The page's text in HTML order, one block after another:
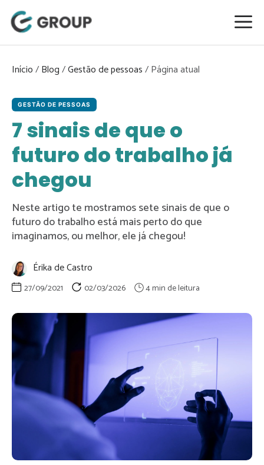
para
conteúdo
Início/Blog/Gestão de pessoas/
GESTÃO DE PESSOAS
7 sinais de que o
futuro do trabalho já
chegou
Neste artigo te mostramos sete sinais de que o
futuro do trabalho está mais perto do que
imaginamos, ou melhor, ele já chegou!
Érika de Castro
27/09/2021 02/03/2026